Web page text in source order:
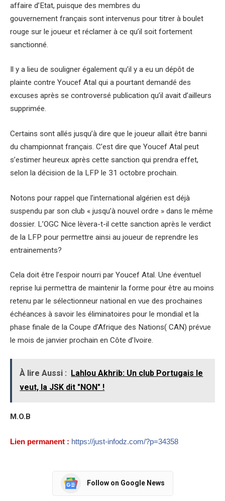
affaire d’Etat, puisque des membres du
gouvernement français sont intervenus pour titrer à boulet
rouge sur le joueur et réclamer à ce qu’il soit fortement
sanctionné.
Il y a lieu de souligner également qu’il y a eu un dépôt de
plainte contre Youcef Atal qui a pourtant demandé des
excuses après se controversé publication qu’il avait d’ailleurs
supprimée.
Certains sont allés jusqu’à dire que le joueur allait être banni
du championnat français. C’est dire que Youcef Atal peut
s’estimer heureux après cette sanction qui prendra effet,
selon la décision de la LFP le 31 octobre prochain.
Notons pour rappel que l’international algérien est déjà
suspendu par son club « jusqu’à nouvel ordre » dans le même
dossier. L’OGC Nice lèvera-t-il cette sanction après le verdict
de la LFP pour permettre ainsi au joueur de reprendre les
entrainements?
Cela doit être l’espoir nourri par Youcef Atal. Une éventuel
reprise lui permettra de maintenir la forme pour être au moins
retenu par le sélectionneur national en vue des prochaines
échéances à savoir les éliminatoires pour le mondial et la
phase finale de la Coupe d’Afrique des Nations( CAN) prévue
le mois de janvier prochain en Côte d’Ivoire.
À lire Aussi :
Lahlou Akhrib: Un club Portugais le
veut, la JSK dit "NON" !
M.O.B
Lien permanent : https://just-infodz.com/?p=34358
Follow on Google News